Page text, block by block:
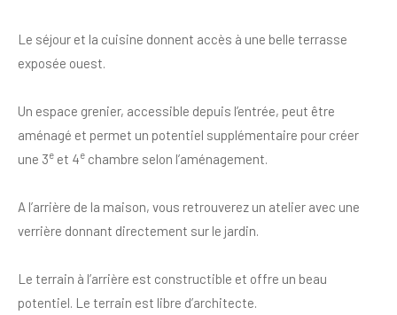
Le séjour et la cuisine donnent accès à une belle terrasse
exposée ouest.
Un espace grenier, accessible depuis l’entrée, peut être
aménagé et permet un potentiel supplémentaire pour créer
une 3e et 4e chambre selon l’aménagement.
A l’arrière de la maison, vous retrouverez un atelier avec une
verrière donnant directement sur le jardin.
Le terrain à l’arrière est constructible et offre un beau
potentiel. Le terrain est libre d’architecte.